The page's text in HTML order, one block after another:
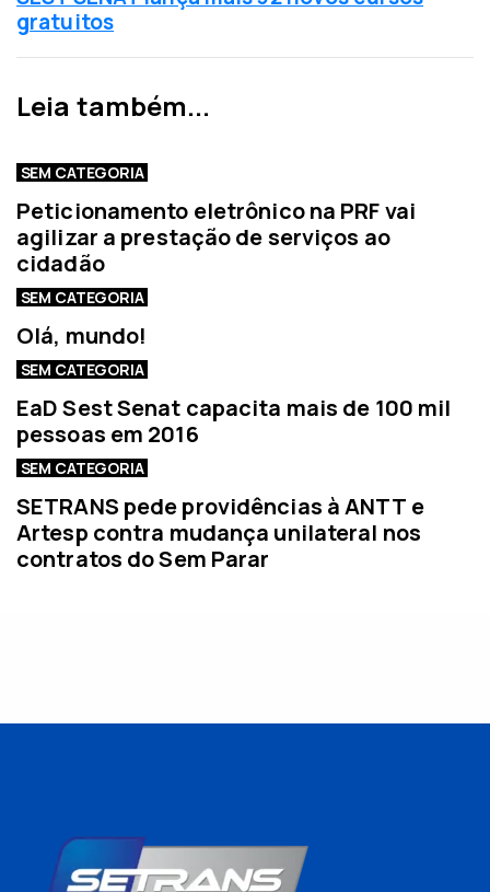
n
t
r
o
r
x
i
m
n
t
í
c
i
a
gratuitos
Leia também...
SEM CATEGORIA
Peticionamento eletrônico na PRF vai
agilizar a prestação de serviços ao
cidadão
SEM CATEGORIA
Olá, mundo!
SEM CATEGORIA
EaD Sest Senat capacita mais de 100 mil
pessoas em 2016
SEM CATEGORIA
SETRANS pede providências à ANTT e
Artesp contra mudança unilateral nos
contratos do Sem Parar